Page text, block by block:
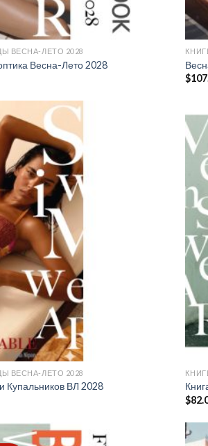
ВЕСНА-ЛЕТО 2028
Весна-Лето 2028
$
ВЕСНА-ЛЕТО 2028
Купальников ВЛ 2028
$